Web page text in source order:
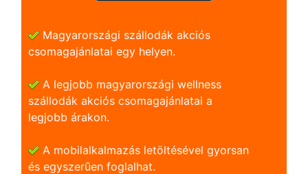
Magyarországi szállodák akciós
csomagajánlatai egy helyen.
A legjobb magyarországi wellness
szállodák akciós csomagajánlatai a
legjobb árakon.
A mobilalkalmazás letöltésével gyorsan
és egyszerũen foglalhat.